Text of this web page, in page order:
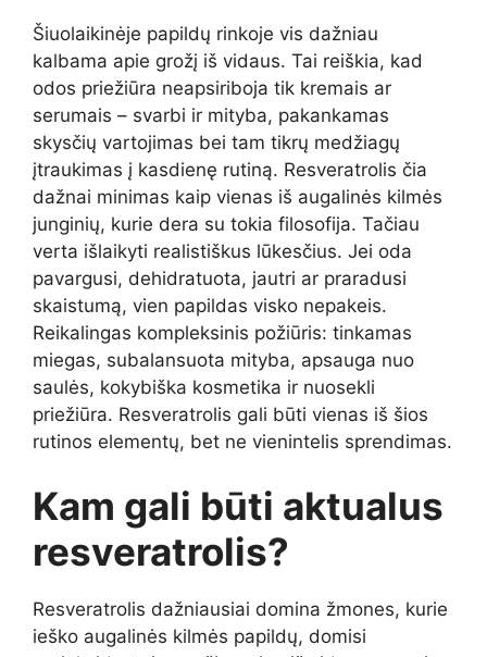
Šiuolaikinėje papildų rinkoje vis dažniau
kalbama apie grožį iš vidaus. Tai reiškia, kad
odos priežiūra neapsiriboja tik kremais ar
serumais – svarbi ir mityba, pakankamas
skysčių vartojimas bei tam tikrų medžiagų
įtraukimas į kasdienę rutiną. Resveratrolis čia
dažnai minimas kaip vienas iš augalinės kilmės
junginių, kurie dera su tokia filosofija. Tačiau
verta išlaikyti realistiškus lūkesčius. Jei oda
pavargusi, dehidratuota, jautri ar praradusi
skaistumą, vien papildas visko nepakeis.
Reikalingas kompleksinis požiūris: tinkamas
miegas, subalansuota mityba, apsauga nuo
saulės, kokybiška kosmetika ir nuosekli
priežiūra. Resveratrolis gali būti vienas iš šios
rutinos elementų, bet ne vienintelis sprendimas.
Kam gali būti aktualus
resveratrolis?
Resveratrolis dažniausiai domina žmones, kurie
ieško augalinės kilmės papildų, domisi